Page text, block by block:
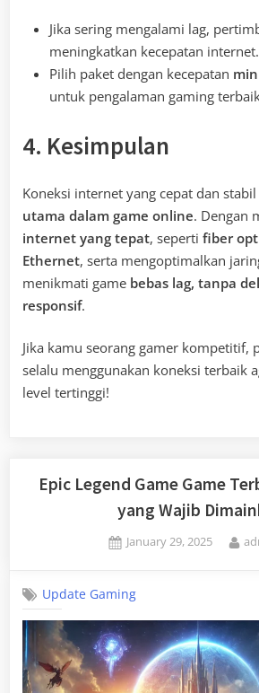
Jika sering mengalami lag,
meningkatkan kecepatan internet.
Pilih paket dengan kecepatan
untuk pengalaman gaming
4. Kesimpulan
Koneksi internet yang cepat dan
utama dalam game online. Dengan
internet yang tepat, seperti fiber
Ethernet, serta mengoptimalkan
menikmati game bebas lag, tanpa
responsif.
Jika kamu seorang gamer kompetitif,
selalu menggunakan koneksi terbaik
level tertinggi!
Epic Legend Game Game
yang Wajib
Posted
January 29, 2025 By
Update Gaming